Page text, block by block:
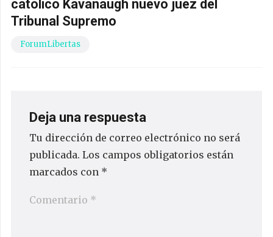
católico Kavanaugh nuevo juez del
Tribunal Supremo
ForumLibertas
Deja una respuesta
Tu dirección de correo electrónico no será
publicada. Los campos obligatorios están
marcados con *